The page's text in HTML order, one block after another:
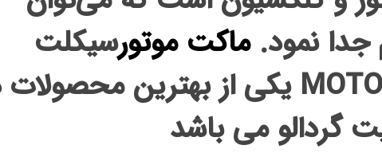
جدا نمود.ماکت موتورسیکلت
یکی از بهترین محصولات
گردالو می باشد